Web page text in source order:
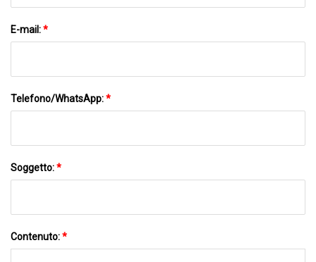
E-mail:*
Telefono/WhatsApp:*
Soggetto:*
Contenuto:*